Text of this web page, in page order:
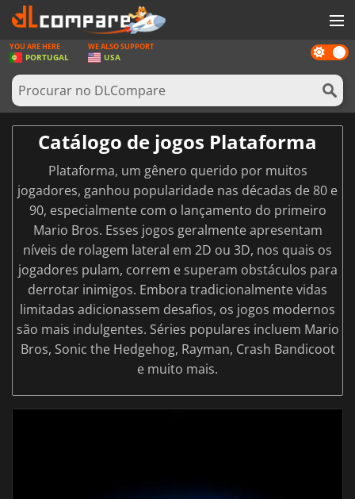
JOGOS
GAME CARDS
SOFTWARE
REWARDS
NOTÍCIAS
ENTRAR OU REGISTAR
Dark
mode
YOU ARE HERE
PORTUGAL
WE ALSO SUPPORT
USA
Catálogo de jogos Plataforma
Plataforma, um gênero querido por muitos
jogadores, ganhou popularidade nas décadas de 80 e
90, especialmente com o lançamento do primeiro
Mario Bros. Esses jogos geralmente apresentam
níveis de rolagem lateral em 2D ou 3D, nos quais os
jogadores pulam, correm e superam obstáculos para
derrotar inimigos. Embora tradicionalmente vidas
limitadas adicionassem desafios, os jogos modernos
são mais indulgentes. Séries populares incluem Mario
Bros, Sonic the Hedgehog, Rayman, Crash Bandicoot
e muito mais.